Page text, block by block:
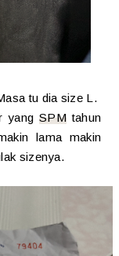
tu dia size L.
yangSPMtahun
lama makin
sizenya.